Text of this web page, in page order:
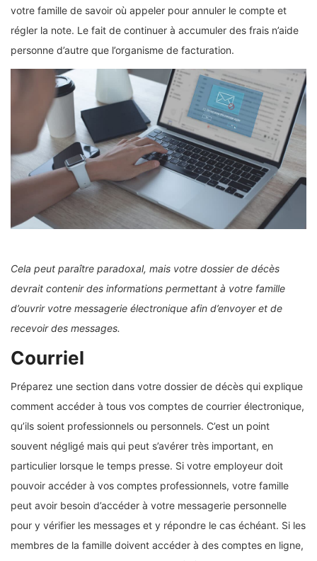
votre famille de savoir où appeler pour annuler le compte et
régler la note. Le fait de continuer à accumuler des frais n’aide
personne d’autre que l’organisme de facturation.
Cela peut paraître paradoxal, mais votre dossier de décès
devrait contenir des informations permettant à votre famille
d’ouvrir votre messagerie électronique afin d’envoyer et de
recevoir des messages.
Courriel
Préparez une section dans votre dossier de décès qui explique
comment accéder à tous vos comptes de courrier électronique,
qu’ils soient professionnels ou personnels. C’est un point
souvent négligé mais qui peut s’avérer très important, en
particulier lorsque le temps presse. Si votre employeur doit
pouvoir accéder à vos comptes professionnels, votre famille
peut avoir besoin d’accéder à votre messagerie personnelle
pour y vérifier les messages et y répondre le cas échéant. Si les
membres de la famille doivent accéder à des comptes en ligne,